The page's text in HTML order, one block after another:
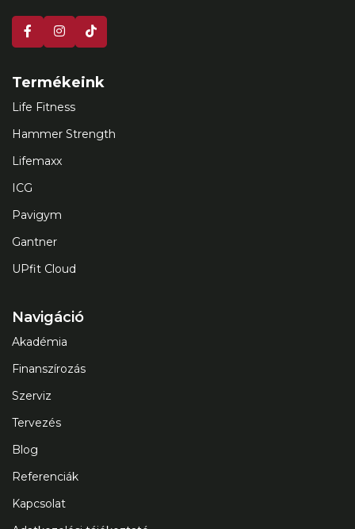
Termékeink
Life Fitness
Hammer Strength
Lifemaxx
ICG
Pavigym
Gantner
UPfit Cloud
Navigáció
Akadémia
Finanszírozás
Szerviz
Tervezés
Blog
Referenciák
Kapcsolat